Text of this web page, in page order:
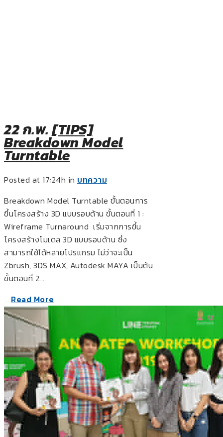
22 ก.พ. [TIPS]
Breakdown Model
Turntable
Posted at 17:24h in บทความ
Breakdown Model Turntable ขั้นตอนการ
ขึ้นโครงสร้าง 3D แบบรอบด้าน ขั้นตอนที่ 1 :
Wireframe Turnaround เริ่มจากการขึ้น
โครงสร้างโมเดล 3D แบบรอบด้าน ซึ่ง
สามารถใช้ได้หลายโปรแกรม ไม่ว่าจะเป็น
Zbrush, 3DS MAX, Autodesk MAYA เป็นต้น
ขั้นตอนที่ 2...
Read More